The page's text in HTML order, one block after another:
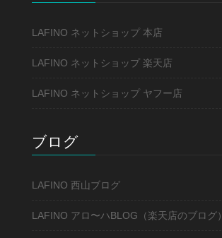
LAFINO ネットショップ 本店
LAFINO ネットショップ 楽天店
LAFINO ネットショップ ヤフー店
ブログ
LAFINO 西山ブログ
LAFINO アロ〜ハBLOG（楽天店のブログ）